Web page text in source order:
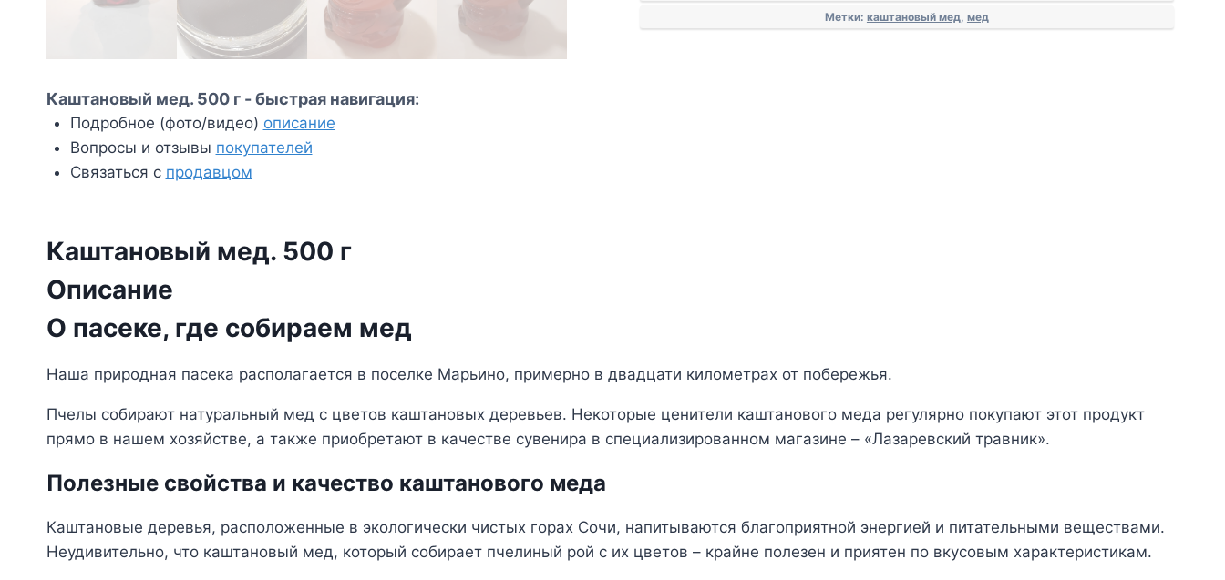
Метки: каштановый мед, мед
Каштановый мед. 500 г - быстрая навигация:
Подробное (фото/видео) описание
Вопросы и отзывы покупателей
Связаться с продавцом
Каштановый мед. 500 г
Описание
О пасеке, где собираем мед
Наша природная пасека располагается в поселке Марьино, примерно в двадцати километрах от побережья.
Пчелы собирают натуральный мед с цветов каштановых деревьев. Некоторые ценители каштанового меда регулярно покупают этот продукт
прямо в нашем хозяйстве, а также приобретают в качестве сувенира в специализированном магазине – «Лазаревский травник».
Полезные свойства и качество каштанового меда
Каштановые деревья, расположенные в экологически чистых горах Сочи, напитываются благоприятной энергией и питательными веществами.
Неудивительно, что каштановый мед, который собирает пчелиный рой с их цветов – крайне полезен и приятен по вкусовым характеристикам.